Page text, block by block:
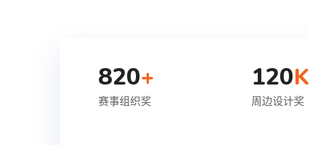
820+
赛事组织奖
120K
周边设计奖